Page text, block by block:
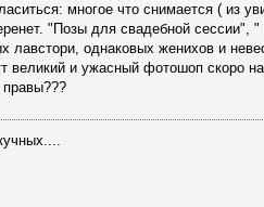
многое что снимается ( из
"Позы для свадебной
лавстори, однаковых женихов и
великий и ужасный фотошоп скоро